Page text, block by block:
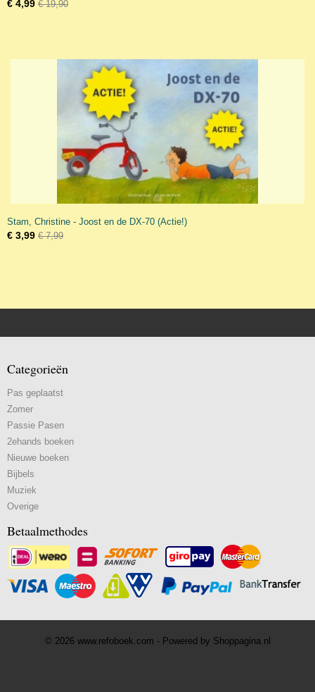
€ 4,99 € 19,90
Stam, Christine - Joost en de DX-70 (Actie!)
€ 3,99 € 7,99
Categorieën
Pas geplaatst
Zomer
Passie Pasen
2ehands boeken
Nieuwe boeken
Bijbels
Muziek
Overige
Betaalmethodes
© 2026 www.refoboek.com - Powered by Shoppagina.nl